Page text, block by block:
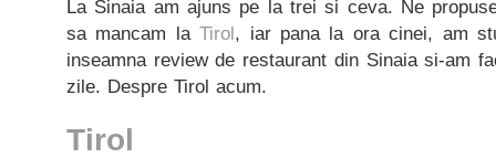
La Sinaia am ajuns pe la trei si ceva. Ne
sa mancam laTirol, iar pana la ora cinei, am
inseamna review de restaurant din Sinaia si-am
zile. Despre Tirol acum.
Tirol